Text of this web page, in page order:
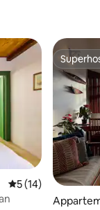
Gemiddelde
5 (14)